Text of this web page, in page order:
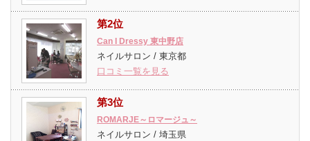
第2位
Can I Dressy 東中野店
ネイルサロン / 東京都
口コミ一覧を見る
第3位
ROMARJE～ロマージュ～
ネイルサロン / 埼玉県